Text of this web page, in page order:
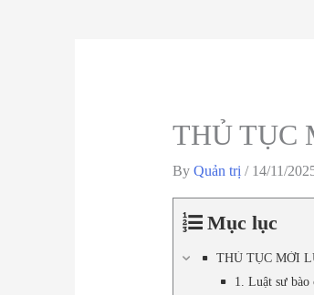
THỦ TỤC
By Quản trị / 14/11/
Mục lục
THỦ TỤC MỜI
1. Luật sư bào